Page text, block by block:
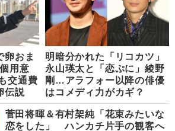
卵おま
用意
交通費
伝説
明暗分かれた「リコカツ」
永山瑛太と「恋ぷに」綾野
剛…アラフォー以降の俳優
はコメディ力がカギ？
菅田将暉＆有村架純「花束みたいな
恋をした」 ハンカチ片手の観客へ